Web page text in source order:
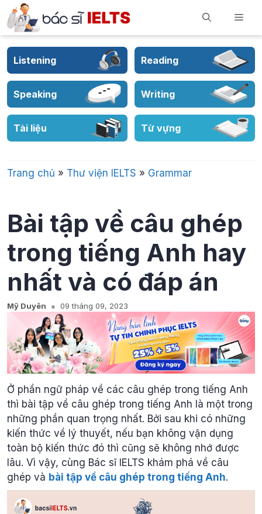
Skip
to
content
Listening Reading
Speaking Writing
Tài liệu Từ vựng
Trang chủ » Thư viện IELTS » Grammar
Bài tập về câu ghép
trong tiếng Anh hay
nhất và có đáp án
Mỹ Duyên 09 tháng 09, 2023
Ở phần ngữ pháp về các câu ghép trong tiếng Anh
thì bài tập về câu ghép trong tiếng Anh là một trong
những phần quan trọng nhất. Bởi sau khi có những
kiến thức về lý thuyết, nếu bạn không vận dụng
toàn bộ kiến thức đó thì cũng sẽ không nhớ được
lâu. Vì vậy, cùng Bác sĩ IELTS khám phá về câu
ghép và bài tập về câu ghép trong tiếng Anh.